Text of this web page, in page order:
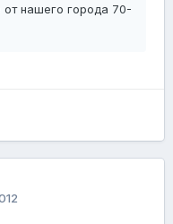
нашего города 70-